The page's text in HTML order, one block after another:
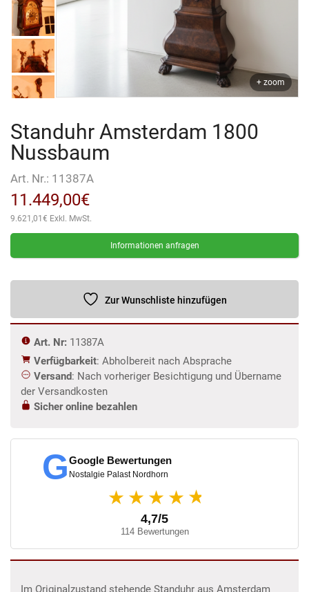
+ zoom
Standuhr Amsterdam 1800
Nussbaum
Art. Nr.: 11387A
11.449,00€
9.621,01€ Exkl. MwSt.
Informationen anfragen
Zur Wunschliste hinzufügen
Art. Nr: 11387A
Verfügbarkeit: Abholbereit nach Absprache
Versand: Nach vorheriger Besichtigung und Übername
der Versandkosten
Sicher online bezahlen
GGoogle Bewertungen
Nostalgie Palast Nordhorn
★★★★ ★
4,7/5
114 Bewertungen
Im Originalzustand stehende Standuhr aus Amsterdam